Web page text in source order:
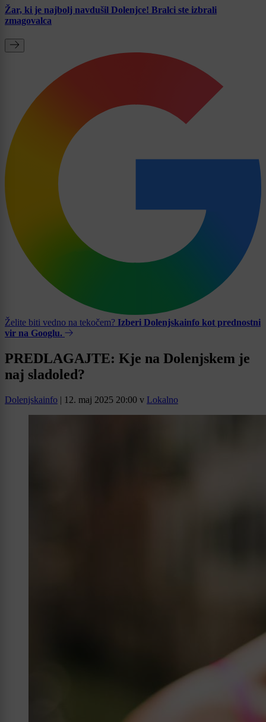
Žar, ki je najbolj navdušil Dolenjce! Bralci ste izbrali
zmagovalca
Želite biti vedno na tekočem? Izberi Dolenjskainfo kot prednostni
vir na Googlu.
PREDLAGAJTE: Kje na Dolenjskem je
naj sladoled?
Dolenjskainfo | 12. maj 2025 20:00 v Lokalno